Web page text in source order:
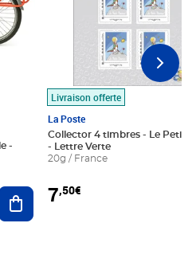
Ajouter au panier
Livraison offerte
La Poste
Collector 4 timbres - Le Petit
- Lettre Verte
20g / France
7,50€